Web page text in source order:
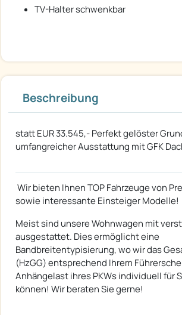
TV-Halter schwenkbar
Beschreibung
statt EUR 33.545,- Perfekt gelöster
umfangreicher Ausstattung mit GFK
Wir bieten Ihnen TOP Fahrzeuge von
sowie interessante Einsteiger Modelle!
Meist sind unsere Wohnwagen mit
ausgestattet. Dies ermöglicht eine
Bandbreitentypisierung, wo wir das
(HzGG) entsprechend Ihrem
Anhängelast ihres PKWs individuell für
können! Wir beraten Sie gerne!